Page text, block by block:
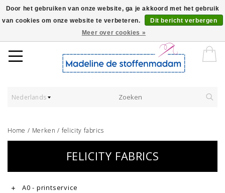
Worldwide Shipping - Onze stoffen worden verkocht per 10 cm.
Nederlands
Home / Merken / felicity fabrics
FELICITY FABRICS
A0 - printservice
Door het gebruiken van onze website, ga je akkoord met het gebruik
van cookies om onze website te verbeteren.
Dit bericht verbergen
Meer over cookies »